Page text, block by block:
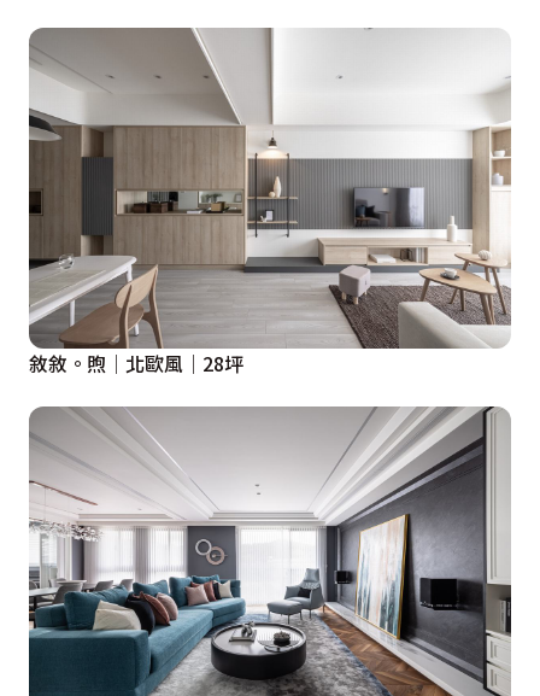
敘敘。煦│北歐風│28坪